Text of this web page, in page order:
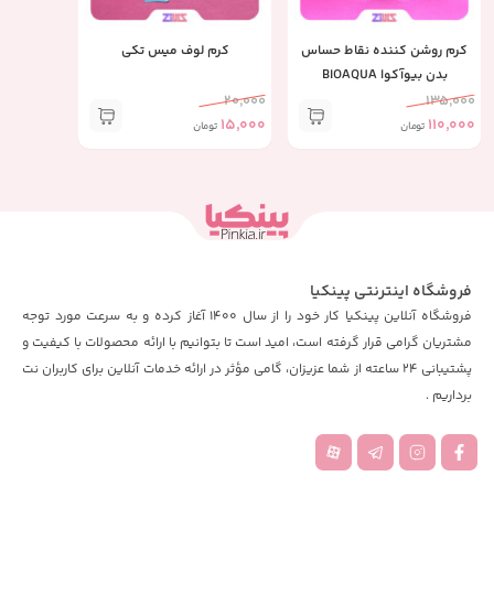
کرم روشن کننده نقاط حساس
بدن بیوآکوا BIOAQUA
135,000
110,000 تومان
کرم لوف میس تکی
20,000
15,000 تومان
فروشگاه اینترنتی پینکیا
فروشگاه آنلاین پینکیا کار خود را از سال 1400 آغاز کرده و به سرعت مورد توجه
مشتریان گرامی قرار گرفته است، امید است تا بتوانیم با ارائه محصولات با کیفیت و
پشتیبانی 24 ساعته از شما عزیزان، گامی مؤثر در ارائه خدمات آنلاین برای کاربران نت
برداریم .